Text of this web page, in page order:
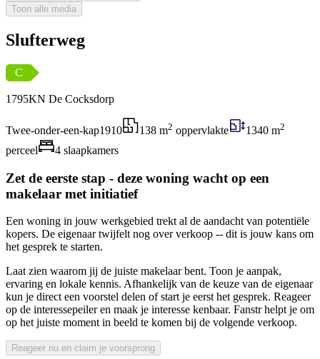
Toon alle media
Slufterweg
C
1795KN De Cocksdorp
Twee-onder-een-kap1910 138 m2 oppervlakte 1340 m2
perceel 4 slaapkamers
Zet de eerste stap - deze woning wacht op een
makelaar met initiatief
Een woning in jouw werkgebied trekt al de aandacht van potentiële
kopers. De eigenaar twijfelt nog over verkoop -- dit is jouw kans om
het gesprek te starten.
Laat zien waarom jij de juiste makelaar bent. Toon je aanpak,
ervaring en lokale kennis. Afhankelijk van de keuze van de eigenaar
kun je direct een voorstel delen of start je eerst het gesprek. Reageer
op de interessepeiler en maak je interesse kenbaar. Fanstr helpt je om
op het juiste moment in beeld te komen bij de volgende verkoop.
Reageer nu en claim je voorsprong